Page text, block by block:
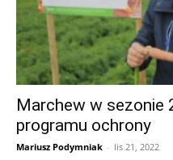
Marchew w sezonie
programu ochrony
Mariusz Podymniak - lis 21, 2022